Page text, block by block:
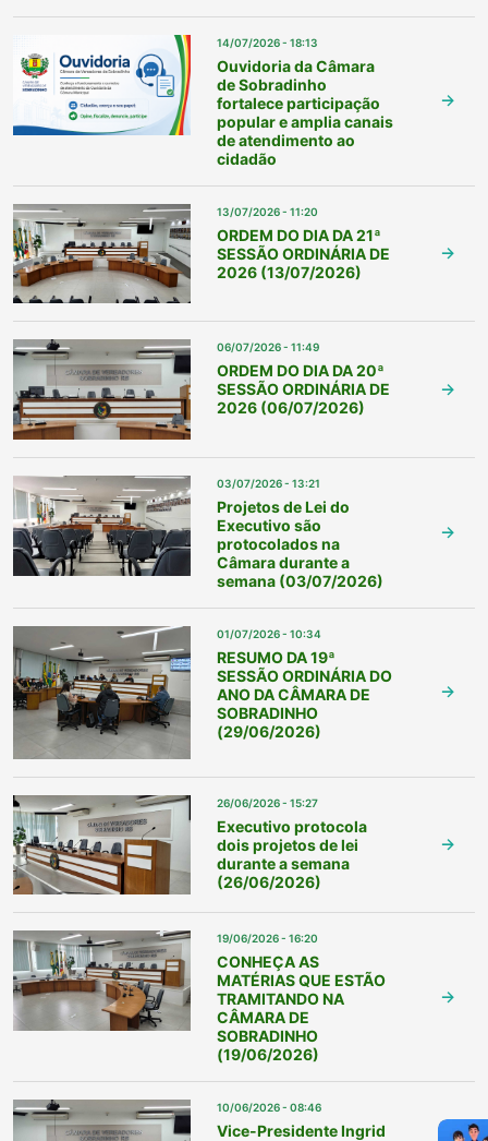
14/07/2026 - 18:13
Ouvidoria da Câmara
de Sobradinho
fortalece participação
popular e amplia canais
de atendimento ao
cidadão
13/07/2026 - 11:20
ORDEM DO DIA DA 21ª
SESSÃO ORDINÁRIA DE
2026 (13/07/2026)
06/07/2026 - 11:49
ORDEM DO DIA DA 20ª
SESSÃO ORDINÁRIA DE
2026 (06/07/2026)
03/07/2026 - 13:21
Projetos de Lei do
Executivo são
protocolados na
Câmara durante a
semana (03/07/2026)
01/07/2026 - 10:34
RESUMO DA 19ª
SESSÃO ORDINÁRIA DO
ANO DA CÂMARA DE
SOBRADINHO
(29/06/2026)
26/06/2026 - 15:27
Executivo protocola
dois projetos de lei
durante a semana
(26/06/2026)
19/06/2026 - 16:20
CONHEÇA AS
MATÉRIAS QUE ESTÃO
TRAMITANDO NA
CÂMARA DE
SOBRADINHO
(19/06/2026)
10/06/2026 - 08:46
Vice-Presidente Ingrid